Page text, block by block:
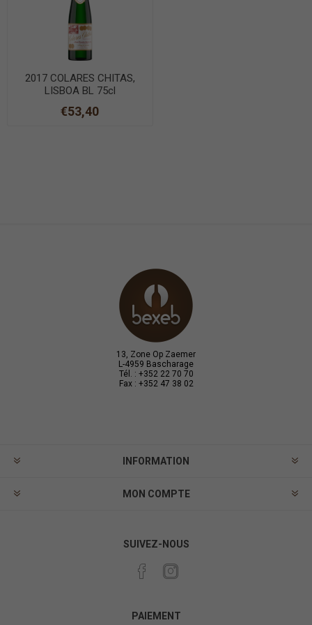
2017 COLARES CHITAS,
LISBOA BL 75cl
€53,40
13, Zone Op Zaemer
L-4959 Bascharage
Tél. : +352 22 70 70
Fax : +352 47 38 02
INFORMATION
MON COMPTE
SUIVEZ-NOUS
PAIEMENT